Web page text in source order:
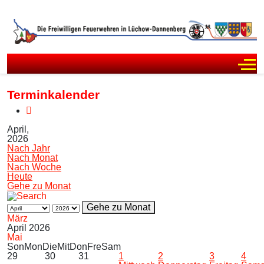
Terminkalender
April,
2026
Nach Jahr
Nach Monat
Nach Woche
Heute
Gehe zu Monat
Gehe zu Monat
März
April 2026
Mai
SonMonDieMitDonFreSam
29
30 31
1
2
3
4